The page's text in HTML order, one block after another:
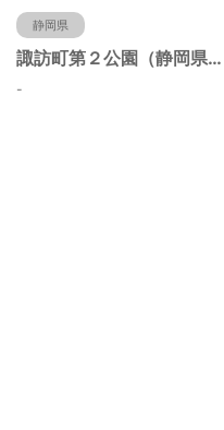
静岡県
諏訪町第２公園（静岡県静岡市）
-